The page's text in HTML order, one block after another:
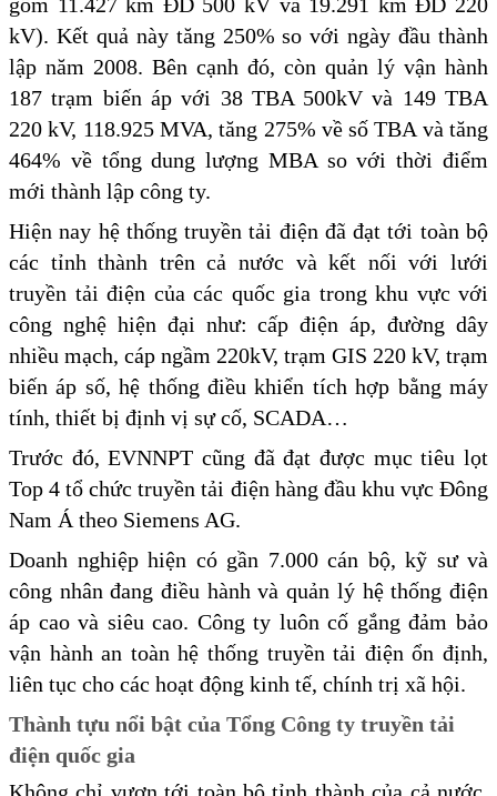
kV). Kết quả này tăng 250% so với ngày đầu thành
lập năm 2008. Bên cạnh đó, còn quản lý vận hành
187 trạm biến áp với 38 TBA 500kV và 149 TBA
220 kV, 118.925 MVA, tăng 275% về số TBA và tăng
464% về tổng dung lượng MBA so với thời điểm
mới thành lập công ty.
Hiện nay hệ thống truyền tải điện đã đạt tới toàn bộ
các tỉnh thành trên cả nước và kết nối với lưới
truyền tải điện của các quốc gia trong khu vực với
công nghệ hiện đại như: cấp điện áp, đường dây
nhiều mạch, cáp ngầm 220kV, trạm GIS 220 kV, trạm
biến áp số, hệ thống điều khiển tích hợp bằng máy
tính, thiết bị định vị sự cố, SCADA…
Trước đó, EVNNPT cũng đã đạt được mục tiêu lọt
Top 4 tổ chức truyền tải điện hàng đầu khu vực Đông
Nam Á theo Siemens AG.
Doanh nghiệp hiện có gần 7.000 cán bộ, kỹ sư và
công nhân đang điều hành và quản lý hệ thống điện
áp cao và siêu cao. Công ty luôn cố gắng đảm bảo
vận hành an toàn hệ thống truyền tải điện ổn định,
liên tục cho các hoạt động kinh tế, chính trị xã hội.
Thành tựu nổi bật của Tổng Công ty truyền tải
điện quốc gia